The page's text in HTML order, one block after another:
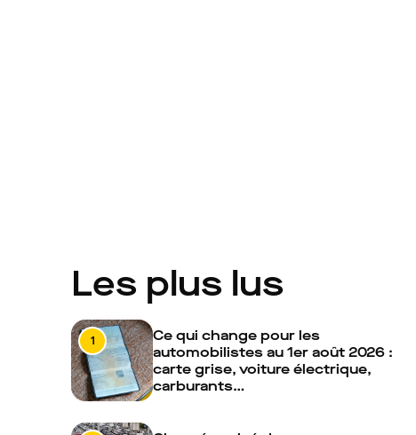
Les plus lus
1
Ce qui change pour les
automobilistes au 1er août 2026 :
carte grise, voiture électrique,
carburants…